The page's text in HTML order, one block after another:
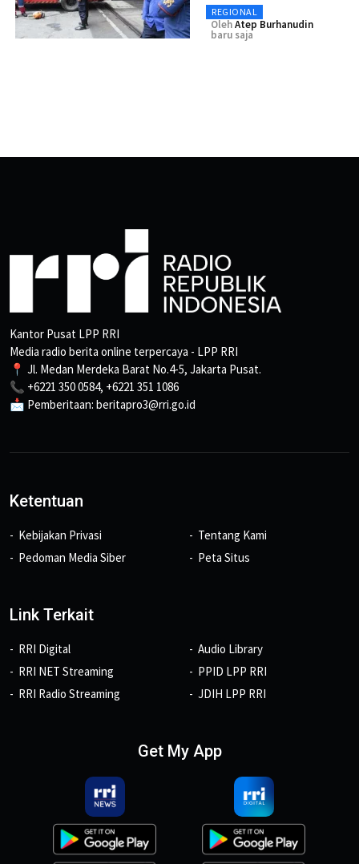
REGIONAL
OlehAtep Burhanudin
baru saja
Kantor Pusat LPP RRI
Media radio berita online terpercaya - LPP RRI
📍 Jl. Medan Merdeka Barat No.4-5, Jakarta Pusat.
📞 +6221 350 0584, +6221 351 1086
📩 Pemberitaan: beritapro3@rri.go.id
Ketentuan
Kebijakan Privasi
Pedoman Media Siber
Tentang Kami
Peta Situs
Link Terkait
RRI Digital
RRI NET Streaming
RRI Radio Streaming
Audio Library
PPID LPP RRI
JDIH LPP RRI
Get My App